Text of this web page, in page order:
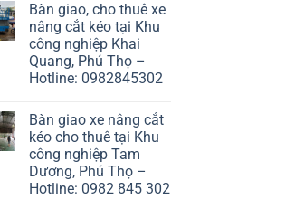
Bàn giao, cho thuê xe
nâng cắt kéo tại Khu
công nghiệp Khai
Quang, Phú Thọ –
Hotline: 0982845302
Bàn giao xe nâng cắt
kéo cho thuê tại Khu
công nghiệp Tam
Dương, Phú Thọ –
Hotline: 0982 845 302